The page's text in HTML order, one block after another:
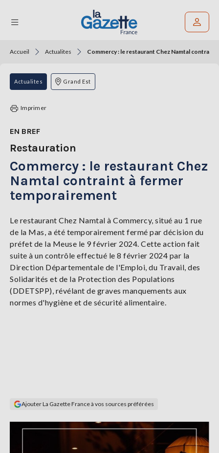
THÉMATIQUES
RÉGIONS
TENDANCES
SERVICES
LA
GAZETTE
Se
connecter
S'abonner
Accueil Actualites Commercy : le restaurant Chez Namtal
Actualites Grand Est
Imprimer
EN BREF
Restauration
Commercy : le restaurant Chez
Namtal contraint à fermer
temporairement
Le restaurant Chez Namtal à Commercy, situé au 1 rue
de la Mas, a été temporairement fermé par décision du
préfet de la Meuse le 9 février 2024. Cette action fait
suite à un contrôle effectué le 8 février 2024 par la
Direction Départementale de l'Emploi, du Travail, des
Solidarités et de la Protection des Populations
(DDETSPP), révélant de graves manquements aux
normes d'hygiène et de sécurité alimentaire.
Ajouter La Gazette France à vos sources préférées